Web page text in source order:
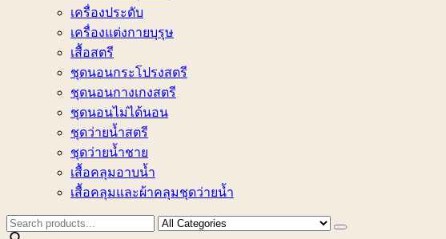
เครื่องประดับ
เครื่องแต่งกายบุรุษ
เสื้อสตรี
ชุดนอนกระโปรงสตรี
ชุดนอนกางเกงสตรี
ชุดนอนไม่ได้นอน
ชุดว่ายน้ำสตรี
ชุดว่ายน้ำชาย
เสื้อคลุมอาบน้ำ
เสื้อคลุมและผ้าคลุมชุดว่ายน้ำ